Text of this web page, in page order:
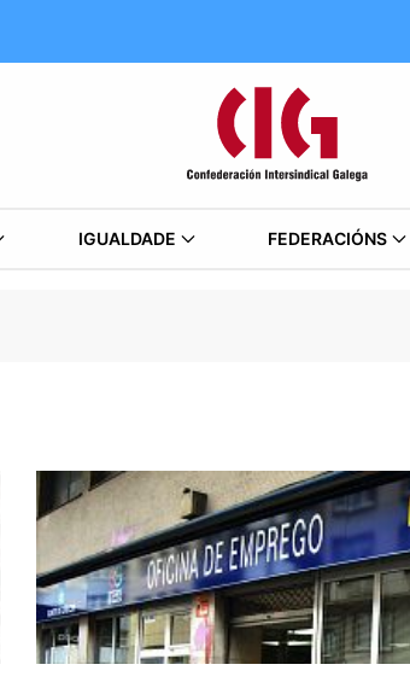
IGUALDADE FEDERACIÓNS